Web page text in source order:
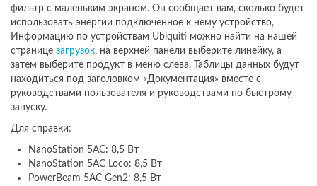
фильтр с маленьким экраном. Он сообщает вам, сколько будет
использовать энергии подключенное к нему устройство,
Информацию по устройствам Ubiquiti можно найти на нашей
странице загрузок, на верхней панели выберите линейку, а
затем выберите продукт в меню слева. Таблицы данных будут
находиться под заголовком «Документация» вместе с
руководствами пользователя и руководствами по быстрому
запуску.
Для справки:
NanoStation 5AC: 8,5 Вт
NanoStation 5AC Loco: 8,5 Вт
PowerBeam 5AC Gen2: 8,5 Вт